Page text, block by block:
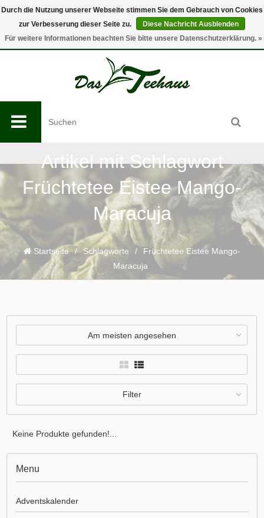
0
Artikel mit Schlagwort
Früchtetee Eistee Mango-
Maracuja
Startseite / Schlagworte /
Früchtetee Eistee Mango-
Maracuja
Am meisten angesehen
Filter
Keine Produkte gefunden!...
Menu
Adventskalender
Durch die Nutzung unserer Webseite stimmen Sie dem Gebrauch von Cookies
zur Verbesserung dieser Seite zu.
Diese Nachricht Ausblenden
Für weitere Informationen beachten Sie bitte unsere Datenschutzerklärung. »